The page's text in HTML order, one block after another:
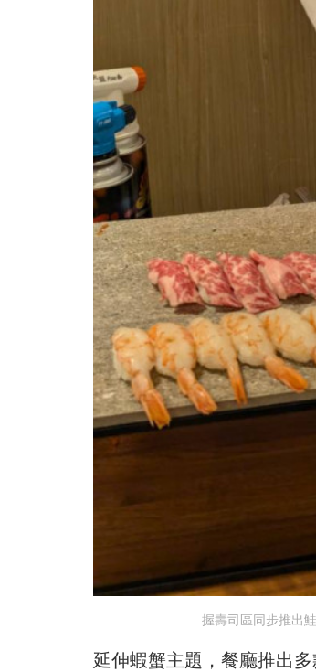
握壽司區同步推出
延伸蝦蟹主題，餐廳推出